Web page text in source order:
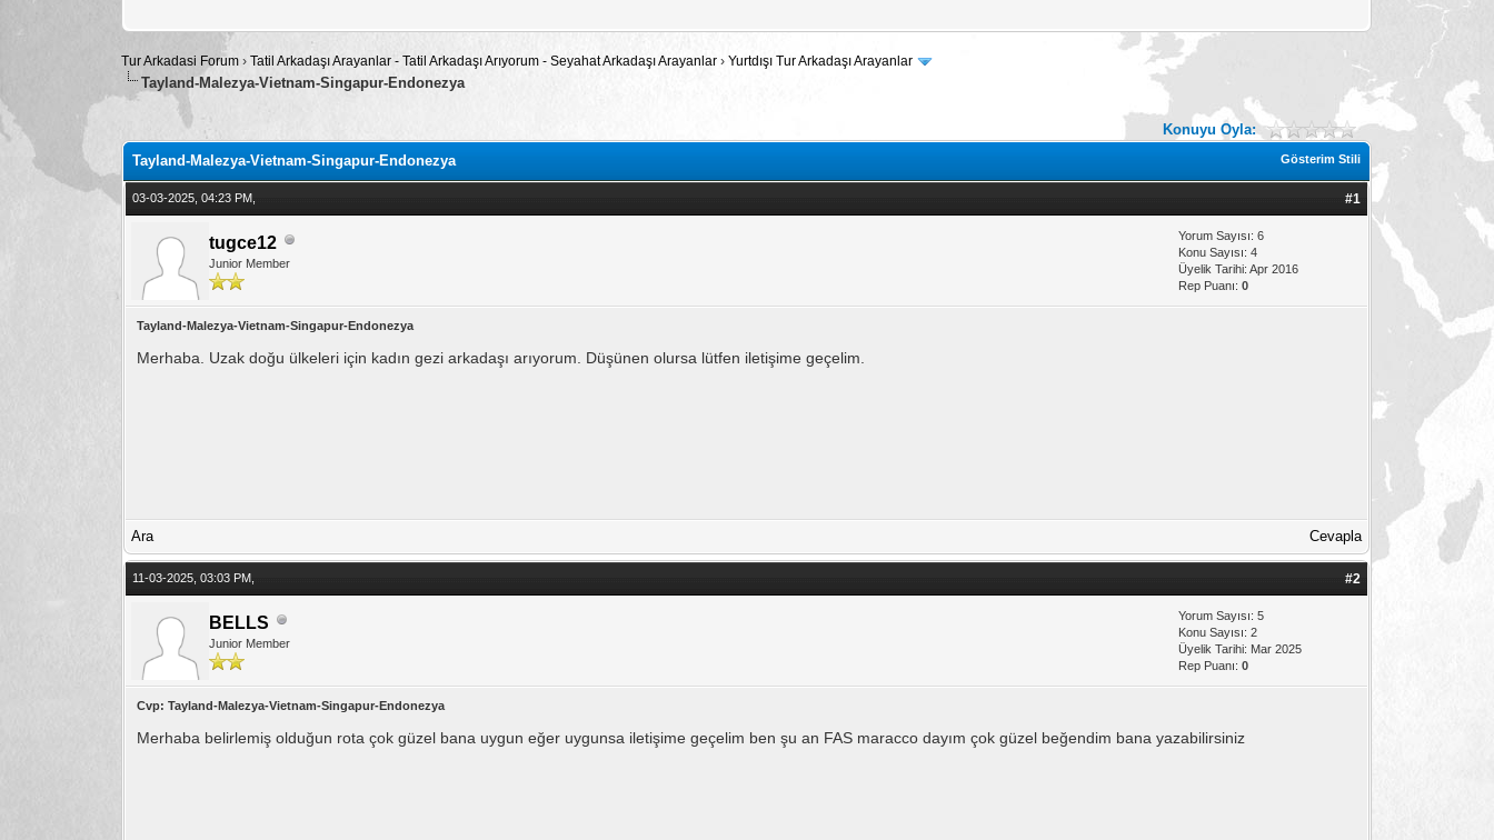
Tur Arkadasi Forum ›Tatil Arkadaşı Arayanlar - Tatil Arkadaşı Arıyorum - Seyahat Arkadaşı Arayanlar›Yurtdışı Tur Arkadaşı Arayanlar
Tayland-Malezya-Vietnam-Singapur-Endonezya
Konuyu Oyla:
Toplam: 0 Oy - Ortalama: 0
Gösterim Stili
Tayland-Malezya-Vietnam-Singapur-Endonezya
03-03-2025, 04:23 PM, #1
tugce12
Junior Member
Yorum Sayısı: 6
Konu Sayısı: 4
Üyelik Tarihi: Apr 2016
Rep Puanı:0
Tayland-Malezya-Vietnam-Singapur-Endonezya
Merhaba. Uzak doğu ülkeleri için kadın gezi arkadaşı arıyorum. Düşünen olursa lütfen iletişime geçelim.
Ara Cevapla
11-03-2025, 03:03 PM, #2
BELLS
Junior Member
Yorum Sayısı: 5
Konu Sayısı: 2
Üyelik Tarihi: Mar 2025
Rep Puanı:0
Cvp: Tayland-Malezya-Vietnam-Singapur-Endonezya
Merhaba belirlemiş olduğun rota çok güzel bana uygun eğer uygunsa iletişime geçelim ben şu an FAS maracco dayım çok güzel beğendim bana yazabilirsiniz